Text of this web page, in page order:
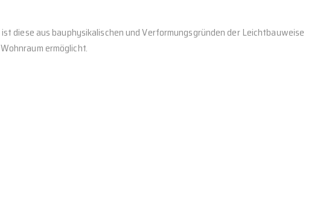
diese aus bauphysikalischen und Verformungsgründen der Leichtbauweise
ermöglicht.